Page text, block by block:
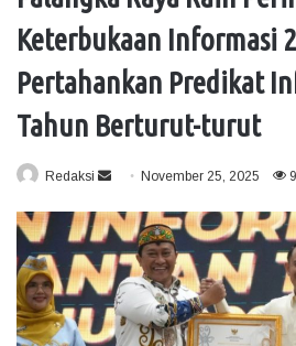
Keterbukaan Informasi
Pertahankan Predikat
Tahun Berturut-turut
Redaksi
n
d
a
n
e
November 25, 2025